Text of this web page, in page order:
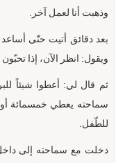
وذهبت أنا لعمل آخر.
بعد دقائق أتيت حتّى أساعد
ويقول: انظر الآن، إذا
ثم قال لي: أعطوا شيئاً
سماحته يعطي خمسمائة
للطّفل.
دخلت مع سماحته إلى